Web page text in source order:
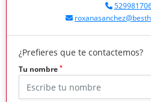
¿Prefieres que te contactemos?
Tu nombre *